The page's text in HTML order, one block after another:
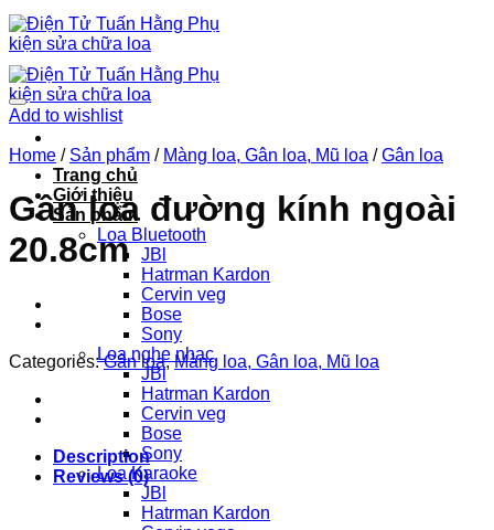
Chuyển
đến
nội
dung
Trang chủ
Giới thiệu
Sản phẩm
Loa Bluetooth
JBl
Hatrman Kardon
Cervin veg
Bose
Sony
Loa nghe nhạc
JBl
Hatrman Kardon
Cervin veg
Bose
Sony
Loa Karaoke
JBl
Hatrman Kardon
Add to wishlist
Home / Sản phẩm / Màng loa, Gân loa, Mũ loa / Gân loa
Gân loa đường kính ngoài
20.8cm
Categories:Gân loa,Màng loa, Gân loa, Mũ loa
Description
Reviews (0)